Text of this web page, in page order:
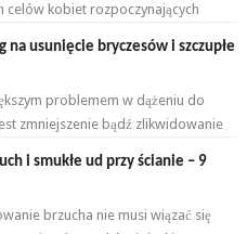
celów kobiet rozpoczynających
usunięcie bryczesów i szczupłe
problemem w dążeniu do
zmniejszenie bądź zlikwidowanie
i smukłe ud przy ścianie – 9
brzucha nie musi wiązać się